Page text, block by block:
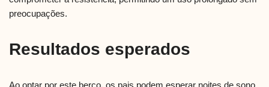
preocupações.
Resultados esperados
Ao optar por este berço, os pais podem esperar noites de sono